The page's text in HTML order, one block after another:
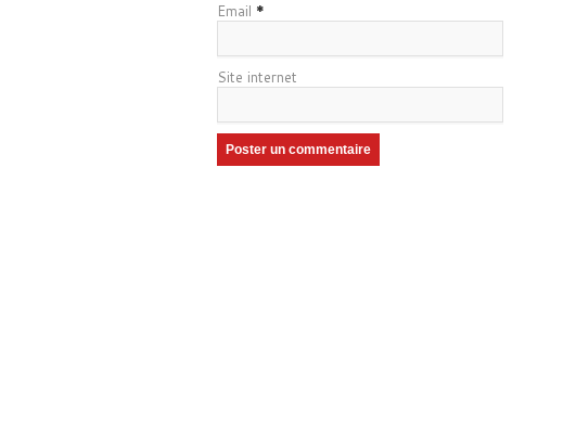
Email *
Site internet